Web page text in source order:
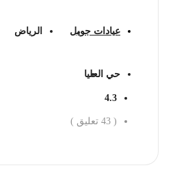
عيادات جويل الرياض
حي العليا
4.3
43 تعليق )